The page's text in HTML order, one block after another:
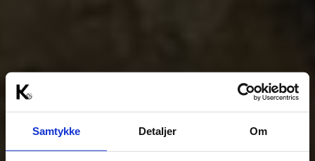
Samtykke Detaljer Om